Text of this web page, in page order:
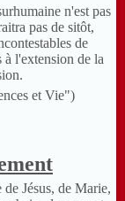
n'est pas
pas de sitôt,
de
l'extension de la
et Vie")
Jésus, de Marie,